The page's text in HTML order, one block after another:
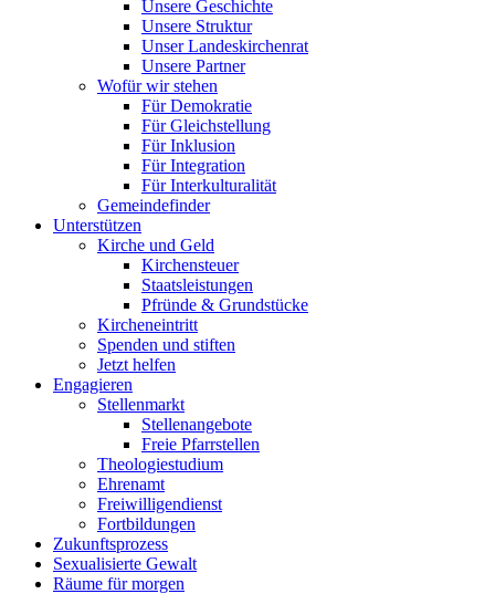
Unsere Geschichte
Unsere Struktur
Unser Landeskirchenrat
Unsere Partner
Wofür wir stehen
Für Demokratie
Für Gleichstellung
Für Inklusion
Für Integration
Für Interkulturalität
Gemeindefinder
Unterstützen
Kirche und Geld
Kirchensteuer
Staatsleistungen
Pfründe & Grundstücke
Kircheneintritt
Spenden und stiften
Jetzt helfen
Engagieren
Stellenmarkt
Stellenangebote
Freie Pfarrstellen
Theologiestudium
Ehrenamt
Freiwilligendienst
Fortbildungen
Zukunftsprozess
Sexualisierte Gewalt
Räume für morgen